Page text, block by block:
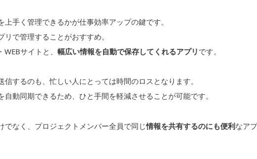
手く管理できるかが仕事効率アップの鍵です。
で管理することがおすすめ。
サイトと、 幅広い情報を自動で保存してくれるアプリ です。
するのも、忙しい人にとっては時間のロスとなります。
動同期できるため、ひと手間を軽減させることが可能です。
でなく、プロジェクトメンバー全員で同じ情報を共有するのにも便利なアプ